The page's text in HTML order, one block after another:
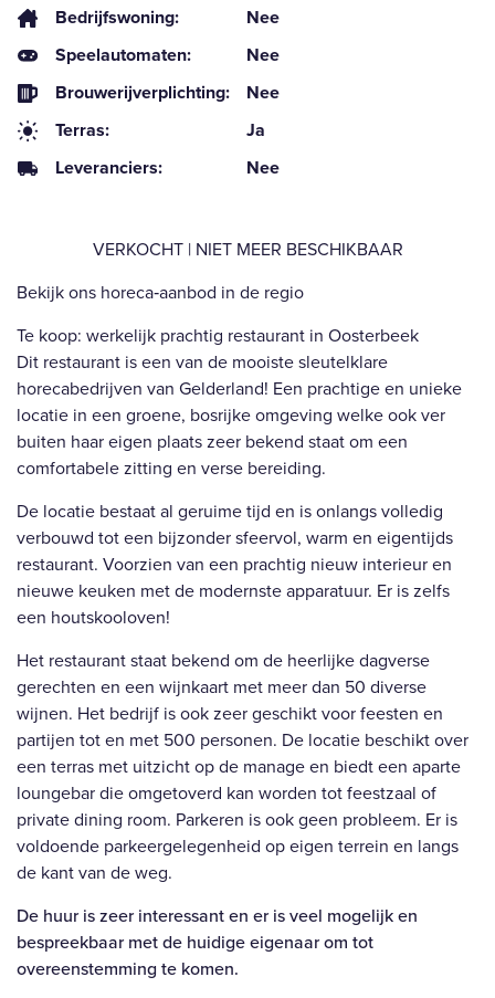
Bedrijfswoning:
Nee
Speelautomaten:
Nee
Brouwerijverplichting:
Nee
Terras:
Ja
Leveranciers:
Nee
VERKOCHT | NIET MEER BESCHIKBAAR
Bekijk ons horeca‑aanbod in de regio
Te koop: werkelijk prachtig restaurant in Oosterbeek
Dit restaurant is een van de mooiste sleutelklare
horecabedrijven van Gelderland! Een prachtige en unieke
locatie in een groene, bosrijke omgeving welke ook ver
buiten haar eigen plaats zeer bekend staat om een
comfortabele zitting en verse bereiding.
De locatie bestaat al geruime tijd en is onlangs volledig
verbouwd tot een bijzonder sfeervol, warm en eigentijds
restaurant. Voorzien van een prachtig nieuw interieur en
nieuwe keuken met de modernste apparatuur. Er is zelfs
een houtskooloven!
Het restaurant staat bekend om de heerlijke dagverse
gerechten en een wijnkaart met meer dan 50 diverse
wijnen. Het bedrijf is ook zeer geschikt voor feesten en
partijen tot en met 500 personen. De locatie beschikt over
een terras met uitzicht op de manage en biedt een aparte
loungebar die omgetoverd kan worden tot feestzaal of
private dining room. Parkeren is ook geen probleem. Er is
voldoende parkeergelegenheid op eigen terrein en langs
de kant van de weg.
De huur is zeer interessant en er is veel mogelijk en
bespreekbaar met de huidige eigenaar om tot
overeenstemming te komen.